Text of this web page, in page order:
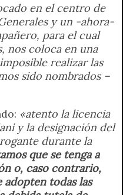
en el centro de
y un -ahora-
para el cual
nos coloca en una
realizar las
sido nombrados –
«atento la licencia
y la designación del
durante la
que se tenga a
o, caso contrario,
adopten todas las